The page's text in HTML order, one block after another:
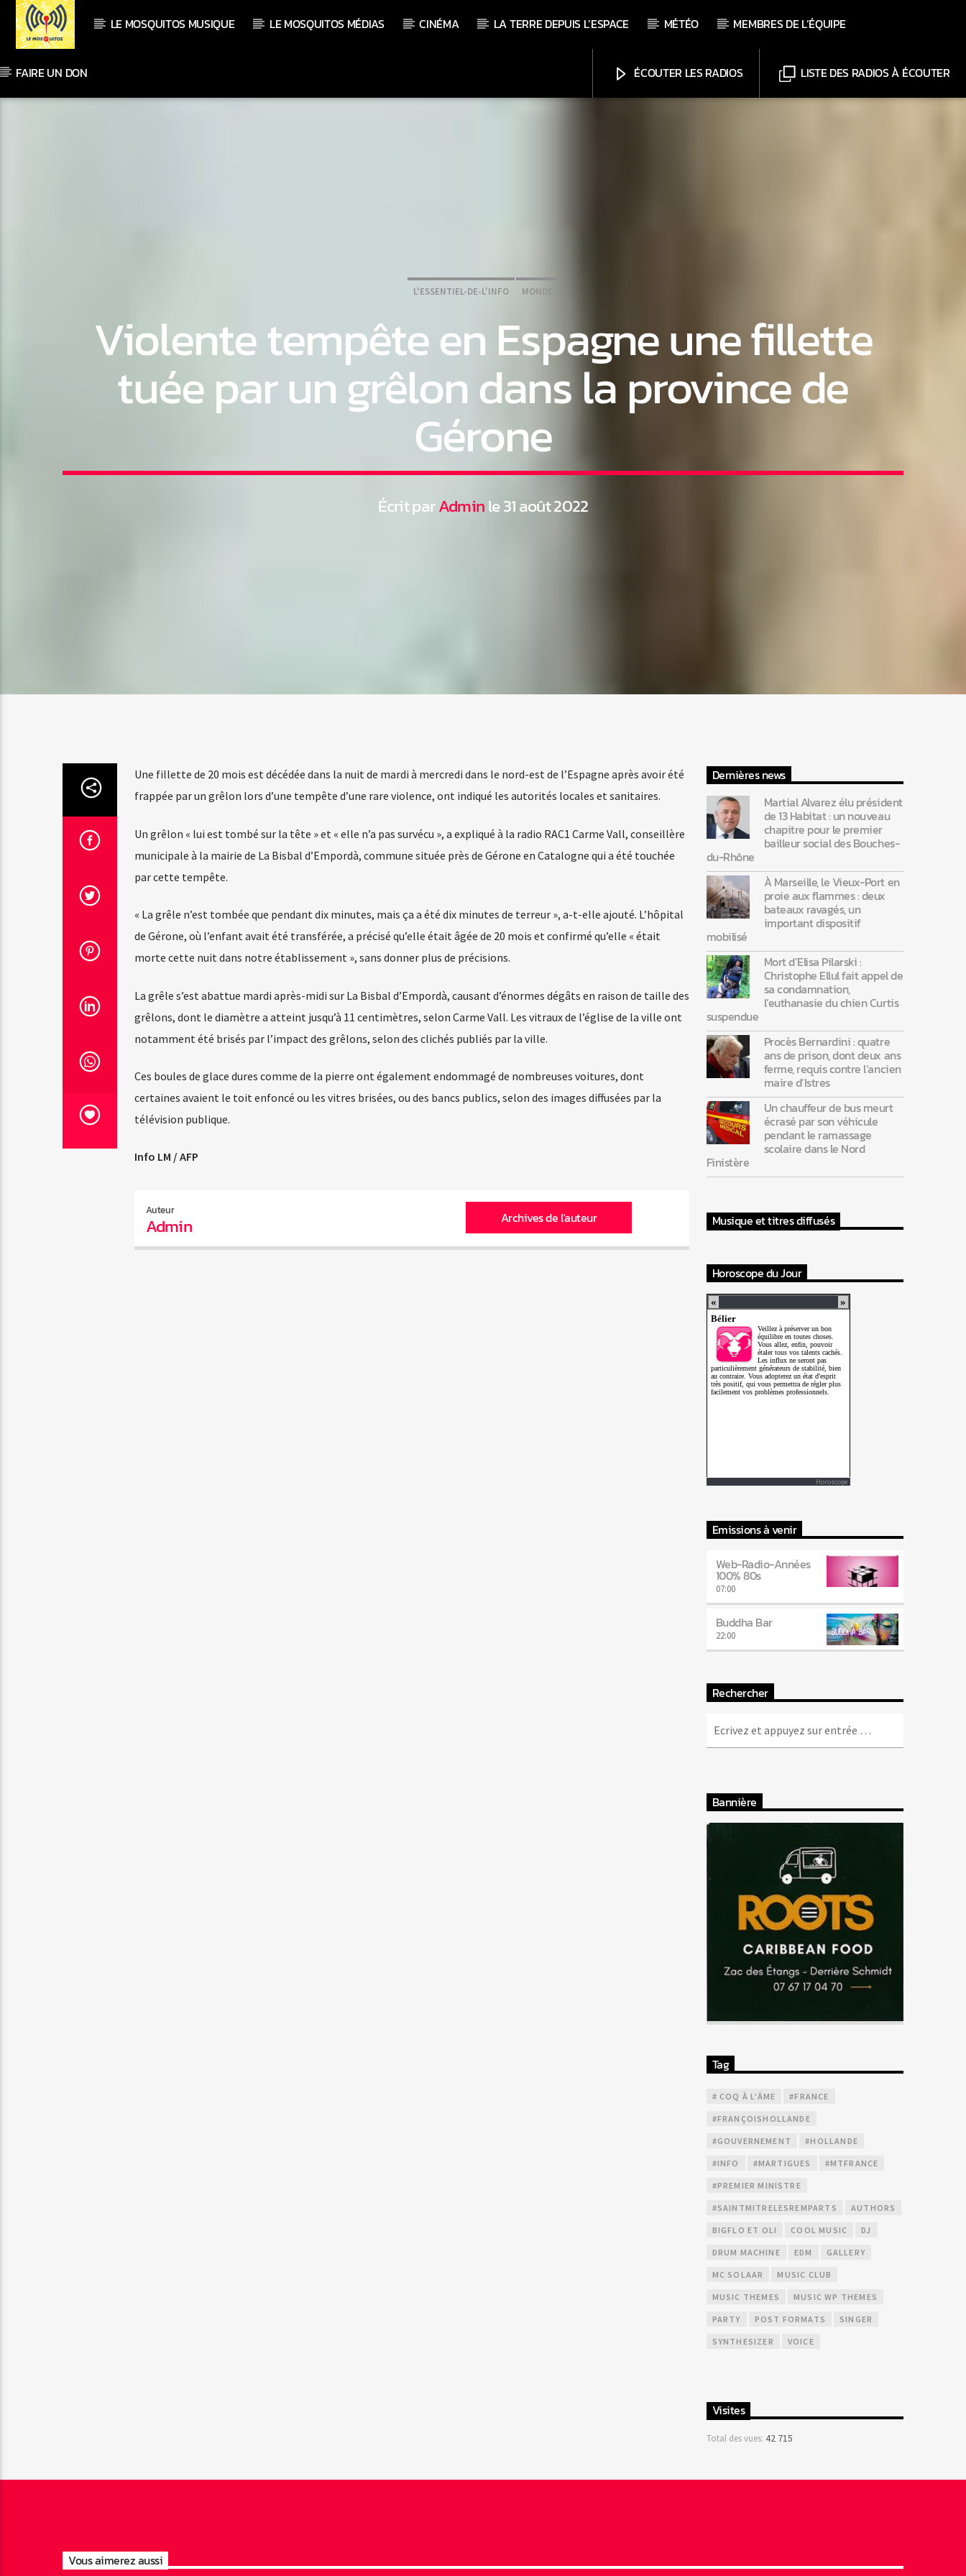
LE MOSQUITOS MUSIQUE LE MOSQUITOS MÉDIAS CINÉMA LA TERRE DEPUIS L’ESPACE MÉTÉO MEMBRES DE L’ÉQUIPE
FAIRE UN DON LISTE DES RADIOS À ÉCOUTER
ÉCOUTER LES RADIOS
L'ESSENTIEL-DE-L'INFO MONDE
Violente tempête en Espagne une fillette
tuée par un grêlon dans la province de
Gérone
Écrit parAdminle 31 août 2022
Une fillette de 20 mois est décédée dans la nuit de mardi à mercredi dans le nord-est de l’Espagne après avoir été
frappée par un grêlon lors d’une tempête d’une rare violence, ont indiqué les autorités locales et sanitaires.
Un grêlon « lui est tombé sur la tête » et « elle n’a pas survécu », a expliqué à la radio RAC1 Carme Vall, conseillère
municipale à la mairie de La Bisbal d’Empordà, commune située près de Gérone en Catalogne qui a été touchée
par cette tempête.
« La grêle n’est tombée que pendant dix minutes, mais ça a été dix minutes de terreur », a-t-elle ajouté. L’hôpital
de Gérone, où l’enfant avait été transférée, a précisé qu’elle était âgée de 20 mois et confirmé qu’elle « était
morte cette nuit dans notre établissement », sans donner plus de précisions.
La grêle s’est abattue mardi après-midi sur La Bisbal d’Empordà, causant d’énormes dégâts en raison de taille des
grêlons, dont le diamètre a atteint jusqu’à 11 centimètres, selon Carme Vall. Les vitraux de l’église de la ville ont
notamment été brisés par l’impact des grêlons, selon des clichés publiés par la ville.
Ces boules de glace dures comme de la pierre ont également endommagé de nombreuses voitures, dont
certaines avaient le toit enfoncé ou les vitres brisées, ou des bancs publics, selon des images diffusées par la
télévision publique.
Info LM / AFP
Auteur
Admin Archives de l'auteur
Dernières news
Martial Alvarez élu président
de 13 Habitat : un nouveau
chapitre pour le premier
bailleur social des Bouches-
du-Rhône
À Marseille, le Vieux-Port en
proie aux flammes : deux
bateaux ravagés, un
important dispositif
mobilisé
Mort d’Elisa Pilarski :
Christophe Ellul fait appel de
sa condamnation,
l’euthanasie du chien Curtis
suspendue
Procès Bernardini : quatre
ans de prison, dont deux ans
ferme, requis contre l’ancien
maire d’Istres
Un chauffeur de bus meurt
écrasé par son véhicule
pendant le ramassage
scolaire dans le Nord
Finistère
Musique et titres diffusés
Horoscope du Jour
Horoscope
Emissions à venir
Web-Radio-Années
100% 80s
07:00
Buddha Bar
22:00
Rechercher
Bannière
Tag
# COQ À L'ÂME #FRANCE
#FRANÇOISHOLLANDE
#GOUVERNEMENT #HOLLANDE
#INFO #MARTIGUES #MTFRANCE
#PREMIER MINISTRE
#SAINTMITRELESREMPARTS AUTHORS
BIGFLO ET OLI COOL MUSIC DJ
DRUM MACHINE EDM GALLERY
MC SOLAAR MUSIC CLUB
MUSIC THEMES MUSIC WP THEMES
PARTY POST FORMATS SINGER
SYNTHESIZER VOICE
Visites
Total des vues: 42 715
Vous aimerez aussi